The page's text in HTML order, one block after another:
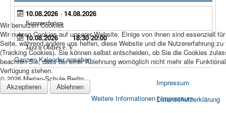
10.08.2026- 14.08.2026
Sommerferien
10.08.2026 18:30-20:00
Jazz'n Oldies e. V.
Ganzen Kalender ansehen
Impressum
Datenschutzerklärung
© 2026 Merian-Schule Berlin
Wir benutzen Cookies
Wir nutzen Cookies auf unserer Website. Einige von ihnen sind essenziell
Seite, während andere uns helfen, diese Website und die Nutzererfahrung zu
(Tracking Cookies). Sie können selbst entscheiden, ob Sie die Cookies
beachten Sie, dass bei einer Ablehnung womöglich nicht mehr alle
Verfügung stehen.
Akzeptieren
Ablehnen
Weitere Informationen|Impressum